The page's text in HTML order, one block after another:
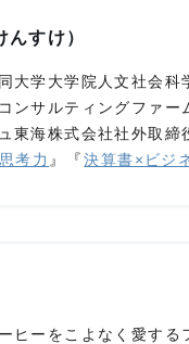
すけ）
大学大学院人文社会
ンサルティングファ
東海株式会社社外取締
考力 』『 決算書×ビジ
ヒーをこよなく愛す